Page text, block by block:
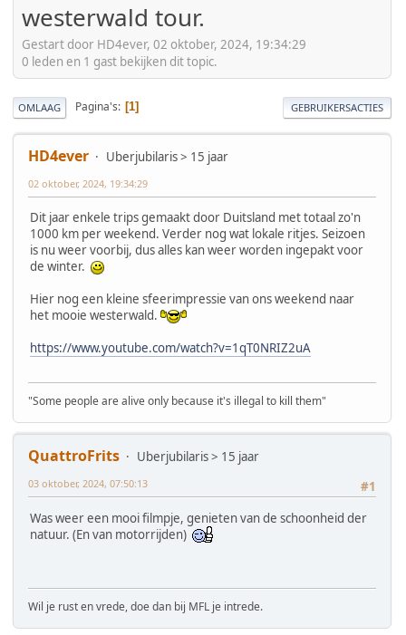
westerwald tour.
Gestart door HD4ever, 02 oktober, 2024, 19:34:29
0 leden en 1 gast bekijken dit topic.
OMLAAG Pagina's 1 GEBRUIKERSACTIES
HD4ever Uberjubilaris > 15 jaar
02 oktober, 2024, 19:34:29
Dit jaar enkele trips gemaakt door Duitsland met totaal zo'n
1000 km per weekend. Verder nog wat lokale ritjes. Seizoen
is nu weer voorbij, dus alles kan weer worden ingepakt voor
de winter.
Hier nog een kleine sfeerimpressie van ons weekend naar
het mooie westerwald.
https://www.youtube.com/watch?v=1qT0NRIZ2uA
"Some people are alive only because it's illegal to kill them"
QuattroFrits
Uberjubilaris > 15 jaar
#1
03 oktober, 2024, 07:50:13
Was weer een mooi filmpje, genieten van de schoonheid der
natuur. (En van motorrijden)
Wil je rust en vrede, doe dan bij MFL je intrede.